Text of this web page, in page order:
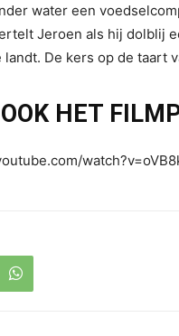
water een
Jeroen als hij dolblij
De kers op de taart
HET